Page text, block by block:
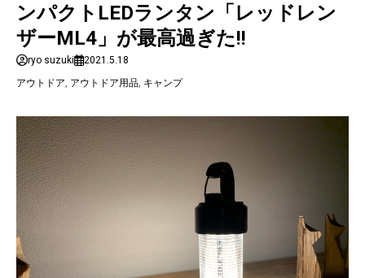
ンパクトLEDランタン「レッドレン
ザーML4」が最高過ぎた!!
ryo suzuki
2021.5.18
アウトドア, アウトドア用品, キャンプ